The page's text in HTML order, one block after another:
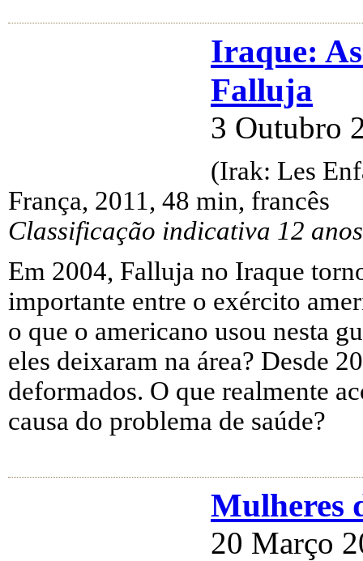
Iraque:
Falluja
3 Outubro
(Irak: Les
França, 2011, 48 min, francês
Classificação indicativa 12 anos
Em 2004, Falluja no Iraque
importante entre o exército
o que o americano usou nesta
eles deixaram na área? Desde
deformados. O que realmente
causa do problema de saúde?
Mulheres
20 Março